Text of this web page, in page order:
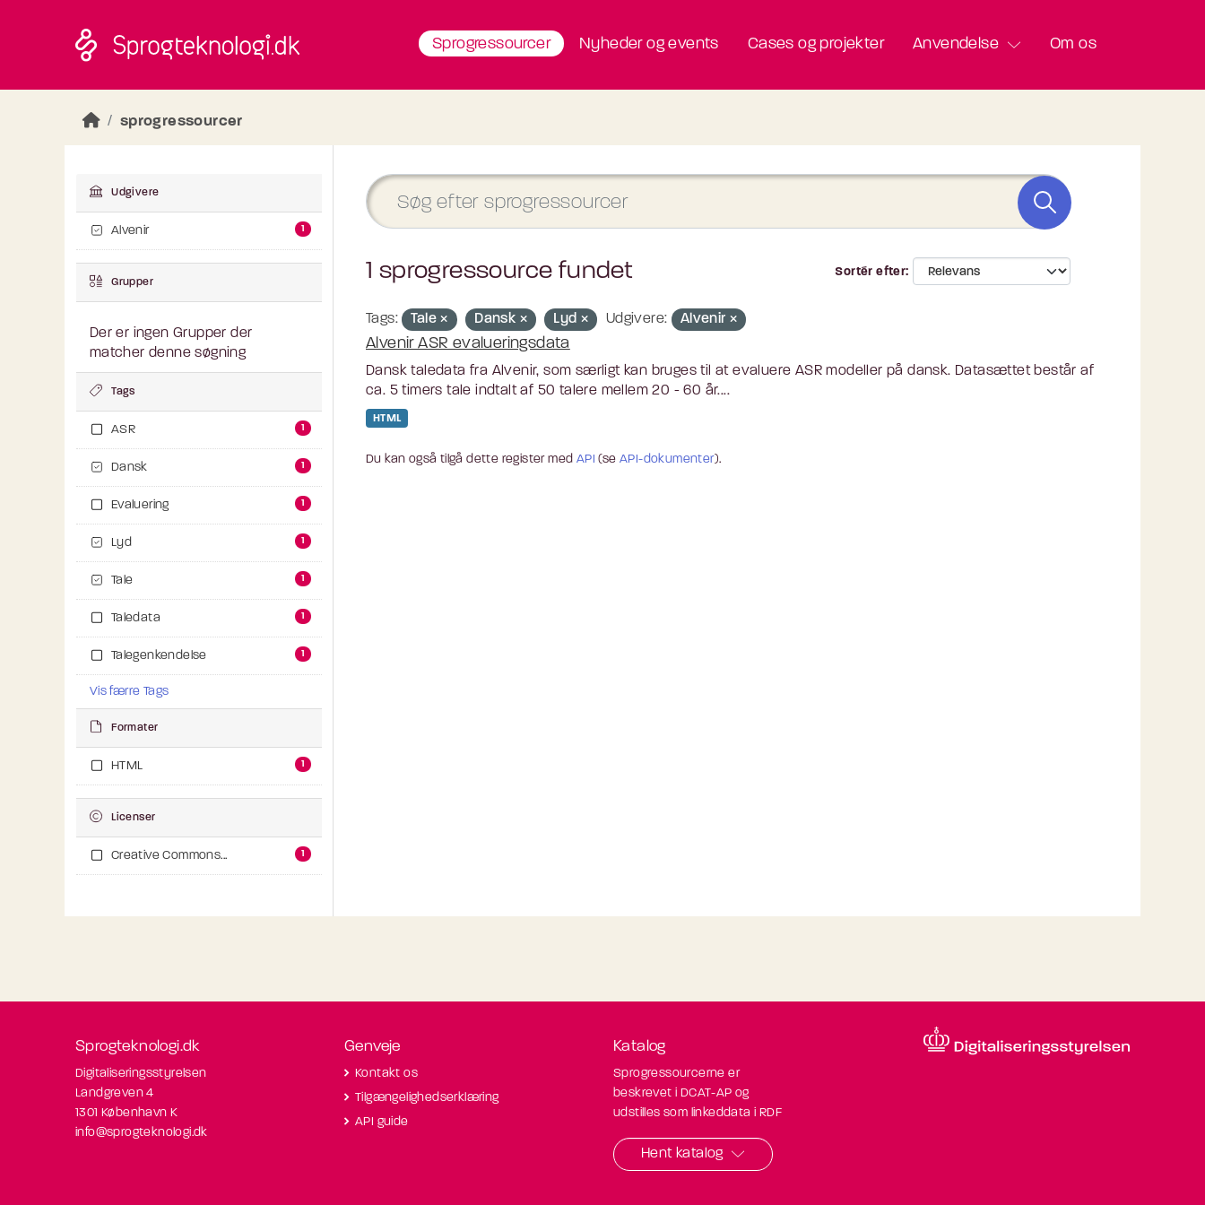
Sprogressourcer Nyheder og events Cases og projekter Anvendelse Om os
sprogressourcer
Udgivere
Alvenir 1
Grupper
Der er ingen Grupper der
matcher denne søgning
Tags
ASR 1
Dansk 1
Evaluering 1
Lyd 1
Tale 1
Taledata 1
Talegenkendelse 1
Vis færre Tags
Formater
HTML 1
Licenser
Creative Commons... 1
Sortér efter
1 sprogressource fundet
Tags: Tale Dansk Lyd Udgivere: Alvenir
Alvenir ASR evalueringsdata
Dansk taledata fra Alvenir, som særligt kan bruges til at evaluere ASR modeller på dansk. Datasættet består af
ca. 5 timers tale indtalt af 50 talere mellem 20 - 60 år....
HTML
Du kan også tilgå dette register med API (seAPI-dokumenter).
Sprogteknologi.dk
Digitaliseringsstyrelsen
Landgreven 4
1301 København K
info@sprogteknologi.dk
Genveje
Kontakt os
Tilgængelighedserklæring
API guide
Katalog
Sprogressourcerne er
beskrevet i DCAT-AP og
udstilles som linkeddata i RDF
Hent katalog